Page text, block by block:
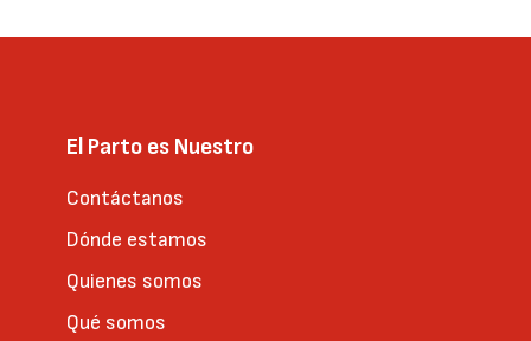
El Parto es Nuestro
Contáctanos
Dónde estamos
Quienes somos
Qué somos